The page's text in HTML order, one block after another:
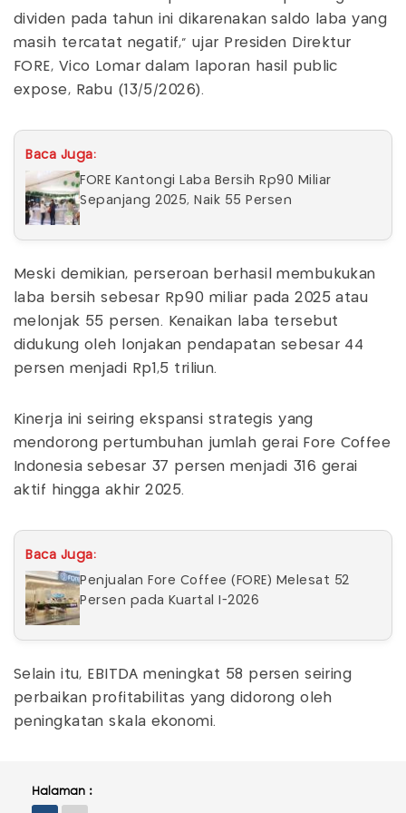
dividen pada tahun ini dikarenakan saldo laba yang
masih tercatat negatif," ujar Presiden Direktur
FORE, Vico Lomar dalam laporan hasil public
expose, Rabu (13/5/2026).
Baca Juga:
FORE Kantongi Laba Bersih Rp90 Miliar
Sepanjang 2025, Naik 55 Persen
Meski demikian, perseroan berhasil membukukan
laba bersih sebesar Rp90 miliar pada 2025 atau
melonjak 55 persen. Kenaikan laba tersebut
didukung oleh lonjakan pendapatan sebesar 44
persen menjadi Rp1,5 triliun.
Kinerja ini seiring ekspansi strategis yang
mendorong pertumbuhan jumlah gerai Fore Coffee
Indonesia sebesar 37 persen menjadi 316 gerai
aktif hingga akhir 2025.
Baca Juga:
Penjualan Fore Coffee (FORE) Melesat 52
Persen pada Kuartal I-2026
Selain itu, EBITDA meningkat 58 persen seiring
perbaikan profitabilitas yang didorong oleh
peningkatan skala ekonomi.
Halaman :